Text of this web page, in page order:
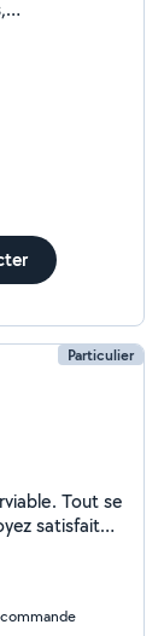
de boxes
vous
Particulier
Tout se
satisfait
ensemble.